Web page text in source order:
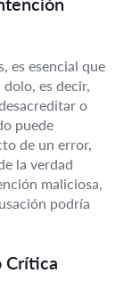
es esencial que
es decir,
o
puede
de un error,
la verdad
maliciosa,
podría
Crítica